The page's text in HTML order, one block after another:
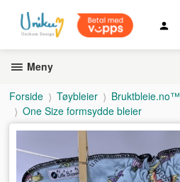
innholdet
Meny
Forside Tøybleier Bruktbleie.no™
One Size formsydde bleier